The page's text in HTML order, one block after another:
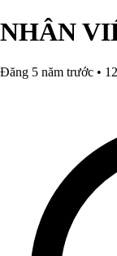
NHÂN
Đăng 5 năm trước •